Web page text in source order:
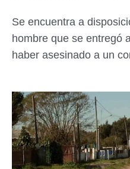
Se encuentra a
hombre que se entregó
haber asesinado a un